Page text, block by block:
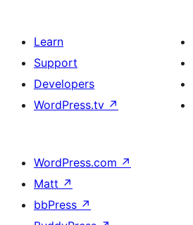
Learn
Support
Developers
WordPress.tv ↗
WordPress.com ↗
Matt ↗
bbPress ↗